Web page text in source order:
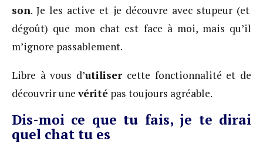
son. Je les active et je découvre avec stupeur (et
dégoût) que mon chat est face à moi, mais qu’il
m’ignore passablement.
Libre à vous d’utiliser cette fonctionnalité et de
découvrir unevérité pas toujours agréable.
Dis-moi ce que tu fais, je te dirai
quel chat tu es